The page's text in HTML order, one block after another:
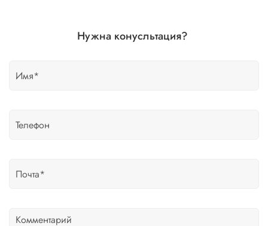
Нужна конусльтация?